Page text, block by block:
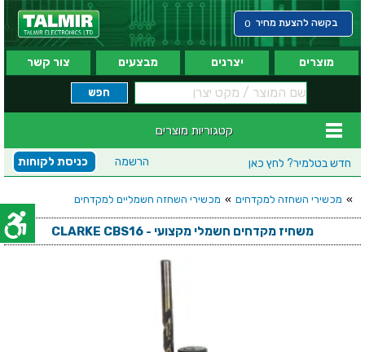
בקשה להצעת מחיר 0
מוצרים יצרנים מבצעים צור קשר
קטגוריות מוצרים
חדש בטלמיר? לחץ כאן כניסת לקוחות הרשמה
» מכשירי השחזה למקדחים » מכשירי השחזה חשמליים למקדחים
משחיז מקדחים חשמלי מקצועי - CLARKE CBS16